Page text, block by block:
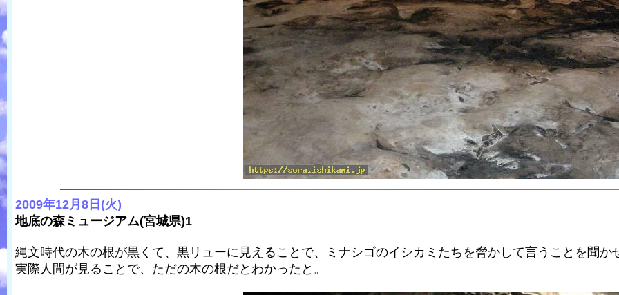
2009年12月8日(火)
地底の森ミュージアム(宮城県)1
縄文時代の木の根が黒くて、黒リューに見えることで、ミナシゴのイシカミたちを脅かして言うことを聞か
実際人間が見ることで、ただの木の根だとわかったと。